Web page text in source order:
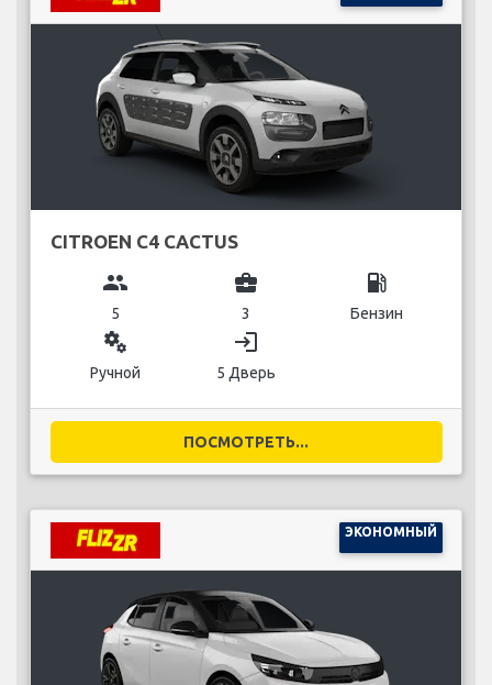
CITROEN C4 CACTUS
group
5
business_center
3
local_gas_station
Бензин
miscellaneous_services
Ручной
login
5 Дверь
ПОСМОТРЕТЬ...
ЭКОНОМНЫЙ